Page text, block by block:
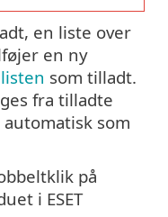
en liste over
en ny
som tilladt.
fra tilladte
som
på
i ESET